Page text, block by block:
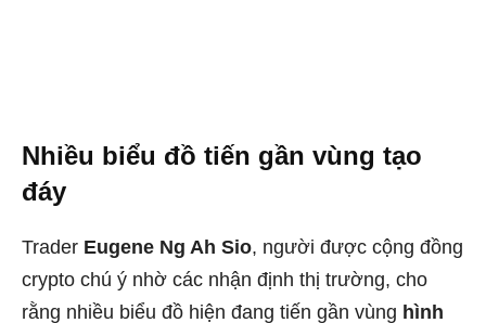
Nhiều biểu đồ tiến gần vùng tạo
đáy
Trader Eugene Ng Ah Sio, người được cộng đồng
crypto chú ý nhờ các nhận định thị trường, cho
rằng nhiều biểu đồ hiện đang tiến gần vùng hình